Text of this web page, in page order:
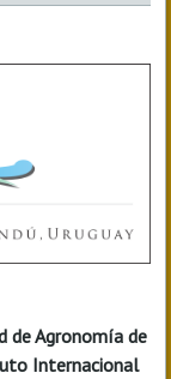
de Agronomía de
Internacional